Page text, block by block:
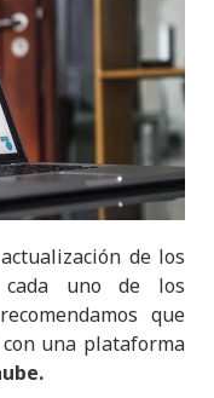
de los
uno de los
que
una plataforma